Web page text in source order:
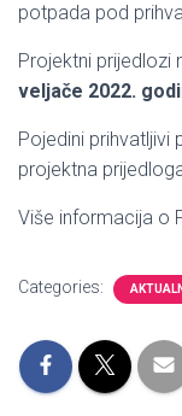
potpada pod
Projektni prijedlozi
veljače 2022.
Pojedini prihvatljivi
projektna
Više informacija o
Categories: